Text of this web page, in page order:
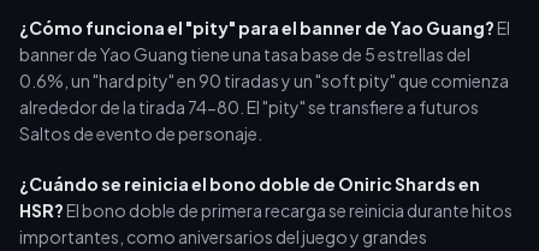
¿Cómo funciona el "pity" para el banner de Yao Guang?El
banner de Yao Guang tiene una tasa base de 5 estrellas del
0.6%, un "hard pity" en 90 tiradas y un "soft pity" que comienza
alrededor de la tirada 74-80. El "pity" se transfiere a futuros
Saltos de evento de personaje.
¿Cuándo se reinicia el bono doble de Oniric Shards en
HSR?El bono doble de primera recarga se reinicia durante hitos
importantes, como aniversarios del juego y grandes